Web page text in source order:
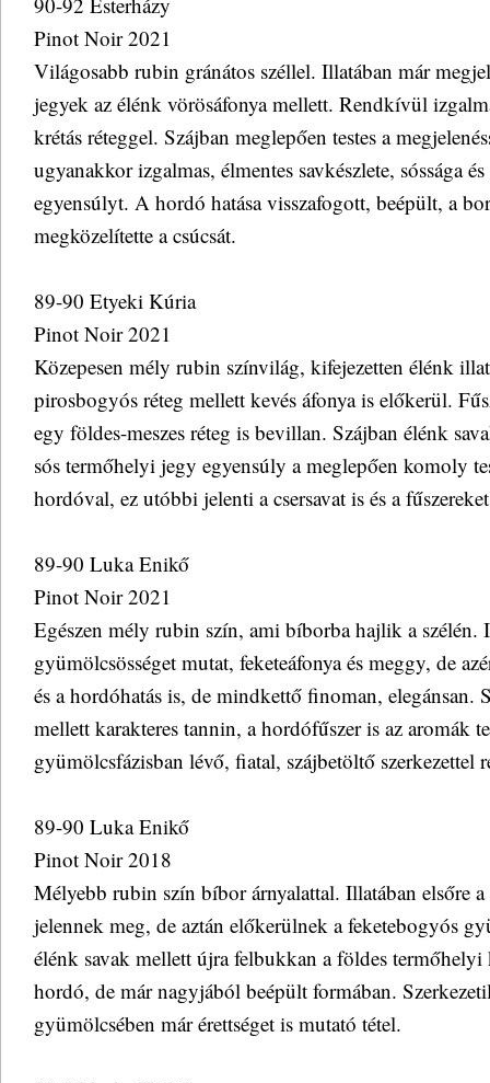
Pinot Noir 2021
Világosabb rubin gránátos széllel. Illatában már
jegyek az élénk vörösáfonya mellett. Rendkívül
krétás réteggel. Szájban meglepően testes a
ugyanakkor izgalmas, élmentes savkészlete, sóssága
egyensúlyt. A hordó hatása visszafogott, beépült, a
megközelítette a csúcsát.
89-90 Etyeki Kúria
Pinot Noir 2021
Közepesen mély rubin színvilág, kifejezetten élénk
pirosbogyós réteg mellett kevés áfonya is előkerül.
egy földes-meszes réteg is bevillan. Szájban élénk
sós termőhelyi jegy egyensúly a meglepően komoly
hordóval, ez utóbbi jelenti a csersavat is és a
89-90 Luka Enikő
Pinot Noir 2021
Egészen mély rubin szín, ami bíborba hajlik a szélén.
gyümölcsösséget mutat, feketeáfonya és meggy, de
és a hordóhatás is, de mindkettő finoman, elegánsan.
mellett karakteres tannin, a hordófűszer is az aromák
gyümölcsfázisban lévő, fiatal, szájbetöltő szerkezettel
89-90 Luka Enikő
Pinot Noir 2018
Mélyebb rubin szín bíbor árnyalattal. Illatában elsőre
jelennek meg, de aztán előkerülnek a feketebogyós
élénk savak mellett újra felbukkan a földes termőhelyi
hordó, de már nagyjából beépült formában.
gyümölcsében már érettséget is mutató tétel.